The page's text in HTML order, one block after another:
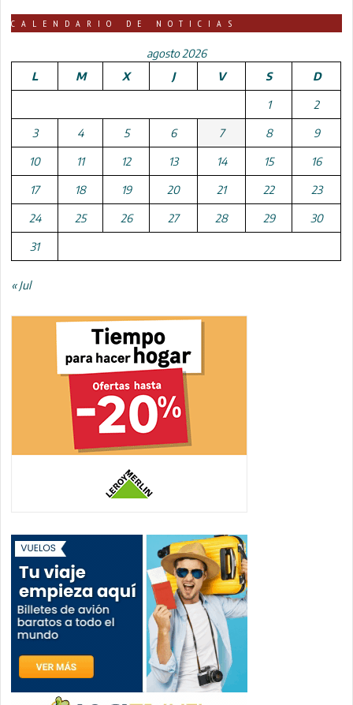
CALENDARIO DE NOTICIAS
agosto 2026
L
M X J V S D
1 2
3 4 5 6 7 8 9
10 11 12 13 14 15 16
17 18 19 20 21 22 23
24 25 26 27 28 29 30
31
« Jul